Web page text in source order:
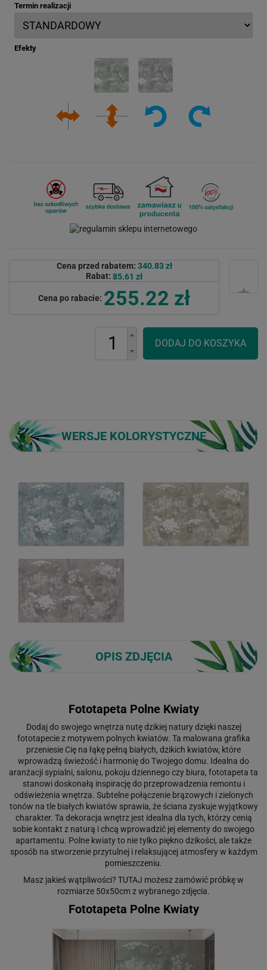
Termin realizacji
Efekty
Cena przed rabatem: 340.83 zł
Rabat: 85.61 zł
Cena po rabacie: 255.22 zł
WERSJE KOLORYSTYCZNE
OPIS ZDJĘCIA
Fototapeta Polne Kwiaty
Dodaj do swojego wnętrza nutę dzikiej natury dzięki naszej
fototapecie z motywem polnych kwiatów. Ta malowana grafika
przeniesie Cię na łąkę pełną białych, dzikich kwiatów, które
wprowadzą świeżość i harmonię do Twojego domu. Idealna do
aranżacji sypialni, salonu, pokoju dziennego czy biura, fototapeta ta
stanowi doskonałą inspirację do przeprowadzenia remontu i
odświeżenia wnętrza. Subtelne połączenie brązowych i zielonych
tonów na tle białych kwiatów sprawia, że ściana zyskuje wyjątkowy
charakter. Ta dekoracja wnętrz jest idealna dla tych, którzy cenią
sobie kontakt z naturą i chcą wprowadzić jej elementy do swojego
apartamentu. Polne kwiaty to nie tylko piękno dzikości, ale także
sposób na stworzenie przytulnej i relaksującej atmosfery w każdym
pomieszczeniu.
Masz jakieś wątpliwości? TUTAJ możesz zamówić próbkę w
rozmiarze 50x50cm z wybranego zdjęcia.
Fototapeta Polne Kwiaty